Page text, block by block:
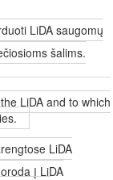
LiDA saugomų
šalims.
LiDA and to which
LiDA
į LiDA